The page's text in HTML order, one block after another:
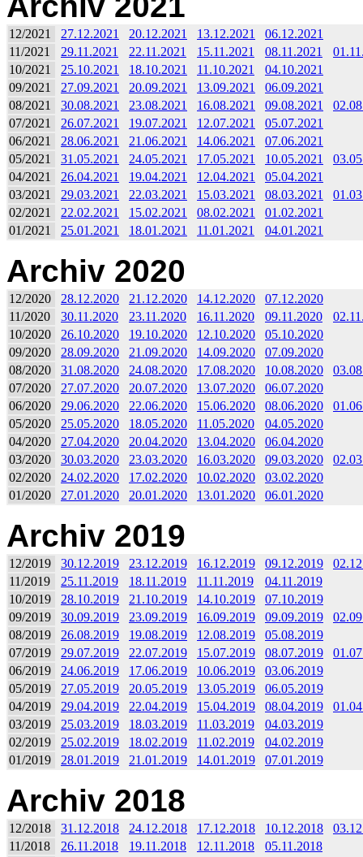
12/2021 27.12.2021 20.12.2021 13.12.2021
06.12.2021
11/2021
29.11.2021 22.11.2021 15.11.2021 08.11.2021
10/2021
25.10.2021 18.10.2021 11.10.2021
04.10.2021
09/2021
27.09.2021 20.09.2021 13.09.2021
06.09.2021
08/2021
30.08.2021 23.08.2021 16.08.2021 09.08.2021
07/2021
26.07.2021 19.07.2021 12.07.2021
05.07.2021
06/2021
28.06.2021 21.06.2021 14.06.2021
07.06.2021
05/2021
31.05.2021 24.05.2021 17.05.2021 10.05.2021
04/2021
26.04.2021 19.04.2021 12.04.2021
05.04.2021
03/2021
29.03.2021 22.03.2021 15.03.2021 08.03.2021
02/2021
22.02.2021 15.02.2021 08.02.2021
01.02.2021
01/2021
25.01.2021 18.01.2021 11.01.2021 04.01.2021
Archiv 2020
12/2020 28.12.2020 21.12.2020 14.12.2020
07.12.2020
11/2020
30.11.2020 23.11.2020 16.11.2020 09.11.2020
10/2020
26.10.2020 19.10.2020 12.10.2020
05.10.2020
09/2020
28.09.2020 21.09.2020 14.09.2020
07.09.2020
08/2020
31.08.2020 24.08.2020 17.08.2020 10.08.2020
07/2020
27.07.2020 20.07.2020 13.07.2020
06.07.2020
06/2020
29.06.2020 22.06.2020 15.06.2020 08.06.2020
05/2020
25.05.2020 18.05.2020 11.05.2020
04.05.2020
04/2020
27.04.2020 20.04.2020 13.04.2020
06.04.2020
03/2020
30.03.2020 23.03.2020 16.03.2020 09.03.2020
02/2020
24.02.2020 17.02.2020 10.02.2020
03.02.2020
01/2020
27.01.2020 20.01.2020 13.01.2020 06.01.2020
Archiv 2019
12/2019 30.12.2019 23.12.2019 16.12.2019 09.12.2019
11/2019
25.11.2019 18.11.2019 11.11.2019
04.11.2019
10/2019
28.10.2019 21.10.2019 14.10.2019
07.10.2019
09/2019
30.09.2019 23.09.2019 16.09.2019 09.09.2019
08/2019
26.08.2019 19.08.2019 12.08.2019
05.08.2019
07/2019
29.07.2019 22.07.2019 15.07.2019 08.07.2019
06/2019
24.06.2019 17.06.2019 10.06.2019
03.06.2019
05/2019
27.05.2019 20.05.2019 13.05.2019
06.05.2019
04/2019
29.04.2019 22.04.2019 15.04.2019 08.04.2019
03/2019
25.03.2019 18.03.2019 11.03.2019
04.03.2019
02/2019
25.02.2019 18.02.2019 11.02.2019
04.02.2019
01/2019
28.01.2019 21.01.2019 14.01.2019 07.01.2019
Archiv 2018
12/2018 31.12.2018 24.12.2018 17.12.2018 10.12.2018
11/2018
26.11.2018 19.11.2018 12.11.2018
05.11.2018